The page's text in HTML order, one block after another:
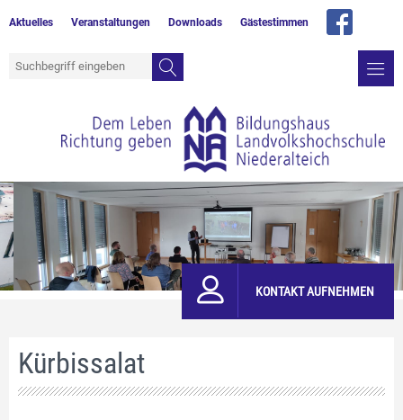
Aktuelles Veranstaltungen Downloads Gästestimmen
KONTAKT AUFNEHMEN
Kürbissalat